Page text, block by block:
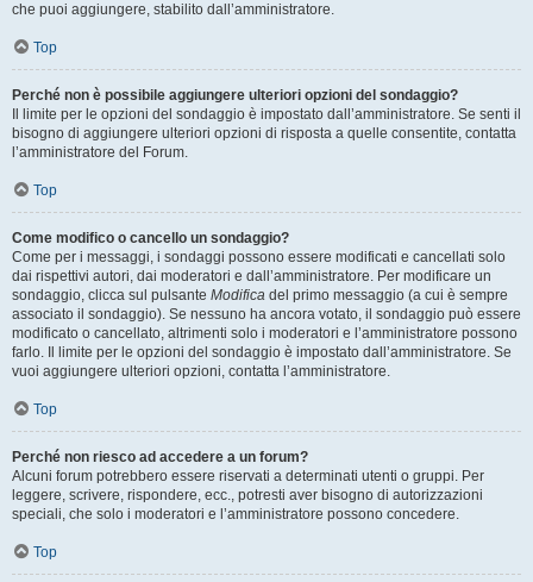
che puoi aggiungere, stabilito dall’amministratore.
Top
Perché non è possibile aggiungere ulteriori opzioni del sondaggio?
Il limite per le opzioni del sondaggio è impostato dall’amministratore. Se senti il
bisogno di aggiungere ulteriori opzioni di risposta a quelle consentite, contatta
l’amministratore del Forum.
Top
Come modifico o cancello un sondaggio?
Come per i messaggi, i sondaggi possono essere modificati e cancellati solo
dai rispettivi autori, dai moderatori e dall’amministratore. Per modificare un
sondaggio, clicca sul pulsante Modifica del primo messaggio (a cui è sempre
associato il sondaggio). Se nessuno ha ancora votato, il sondaggio può essere
modificato o cancellato, altrimenti solo i moderatori e l’amministratore possono
farlo. Il limite per le opzioni del sondaggio è impostato dall’amministratore. Se
vuoi aggiungere ulteriori opzioni, contatta l’amministratore.
Top
Perché non riesco ad accedere a un forum?
Alcuni forum potrebbero essere riservati a determinati utenti o gruppi. Per
leggere, scrivere, rispondere, ecc., potresti aver bisogno di autorizzazioni
speciali, che solo i moderatori e l’amministratore possono concedere.
Top